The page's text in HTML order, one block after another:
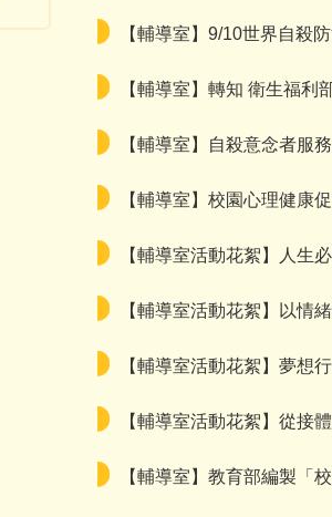
【輔導室】9/10世界自殺
【輔導室】轉知 衛生福
【輔導室】自殺意念者服
【輔導室】校園心理健康
【輔導室活動花絮】人生
【輔導室活動花絮】以情
【輔導室活動花絮】夢想
【輔導室活動花絮】從接
【輔導室】教育部編製「